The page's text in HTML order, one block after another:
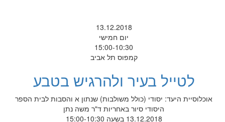
13.12.2018
יום חמישי
15:00-10:30
קמפוס תל אביב
לטייל בעיר ולהרגיש בטבע
אוכלוסיית היעד: יסודי (כולל משולבות) שנתון א והסבות לבית הספר
היסודי סיור באחריות ד"ר משה נתן
13.12.2018 בשעה 15:00-10:30